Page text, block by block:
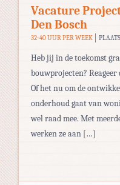
Vacature
Den Bosch
32-40 UUR PER WEEK
Heb jij in de toekomst
bouwprojecten?
Of het nu om de
onderhoud gaat van
wel raad mee. Met
werken ze aan […]